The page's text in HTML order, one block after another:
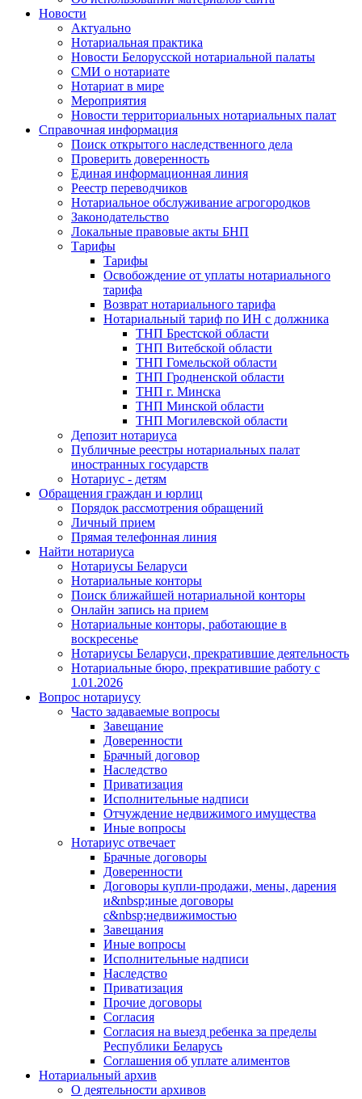
Новости
Актуально
Нотариальная практика
Новости Белорусской нотариальной палаты
СМИ о нотариате
Нотариат в мире
Мероприятия
Новости территориальных нотариальных палат
Справочная информация
Поиск открытого наследственного дела
Проверить доверенность
Единая информационная линия
Реестр переводчиков
Нотариальное обслуживание агрогородков
Законодательство
Локальные правовые акты БНП
Тарифы
Тарифы
Освобождение от уплаты нотариального
тарифа
Возврат нотариального тарифа
Нотариальный тариф по ИН с должника
ТНП Брестской области
ТНП Витебской области
ТНП Гомельской области
ТНП Гродненской области
ТНП г. Минска
ТНП Минской области
ТНП Могилевской области
Депозит нотариуса
Публичные реестры нотариальных палат
иностранных государств
Нотариус - детям
Обращения граждан и юрлиц
Порядок рассмотрения обращений
Личный прием
Прямая телефонная линия
Найти нотариуса
Нотариусы Беларуси
Нотариальные конторы
Поиск ближайшей нотариальной конторы
Онлайн запись на прием
Нотариальные конторы, работающие в
воскресенье
Нотариусы Беларуси, прекратившие деятельность
Нотариальные бюро, прекратившие работу с
1.01.2026
Вопрос нотариусу
Часто задаваемые вопросы
Завещание
Доверенности
Брачный договор
Наследство
Приватизация
Исполнительные надписи
Отчуждение недвижимого имущества
Иные вопросы
Нотариус отвечает
Брачные договоры
Доверенности
Договоры купли-продажи, мены, дарения
и&nbsp;иные договоры
с&nbsp;недвижимостью
Завещания
Иные вопросы
Исполнительные надписи
Наследство
Приватизация
Прочие договоры
Согласия
Согласия на выезд ребенка за пределы
Республики Беларусь
Соглашения об уплате алиментов
Нотариальный архив
О деятельности архивов